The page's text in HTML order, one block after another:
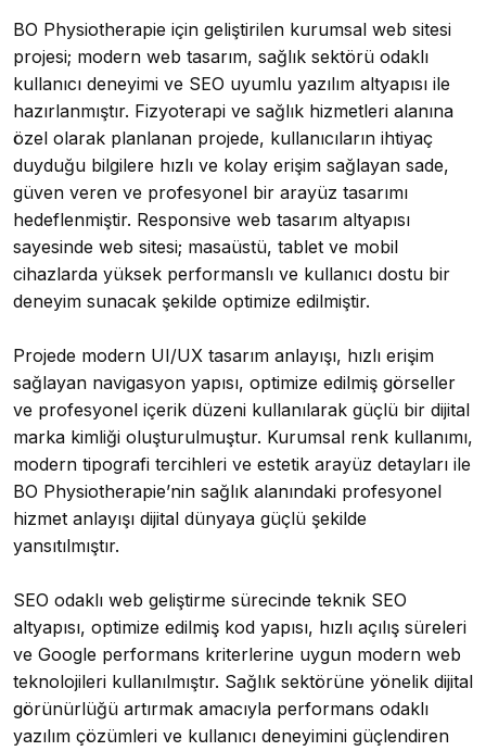
BO Physiotherapie için geliştirilen kurumsal web sitesi
projesi; modern web tasarım, sağlık sektörü odaklı
kullanıcı deneyimi ve SEO uyumlu yazılım altyapısı ile
hazırlanmıştır. Fizyoterapi ve sağlık hizmetleri alanına
özel olarak planlanan projede, kullanıcıların ihtiyaç
duyduğu bilgilere hızlı ve kolay erişim sağlayan sade,
güven veren ve profesyonel bir arayüz tasarımı
hedeflenmiştir. Responsive web tasarım altyapısı
sayesinde web sitesi; masaüstü, tablet ve mobil
cihazlarda yüksek performanslı ve kullanıcı dostu bir
deneyim sunacak şekilde optimize edilmiştir.
Projede modern UI/UX tasarım anlayışı, hızlı erişim
sağlayan navigasyon yapısı, optimize edilmiş görseller
ve profesyonel içerik düzeni kullanılarak güçlü bir dijital
marka kimliği oluşturulmuştur. Kurumsal renk kullanımı,
modern tipografi tercihleri ve estetik arayüz detayları ile
BO Physiotherapie’nin sağlık alanındaki profesyonel
hizmet anlayışı dijital dünyaya güçlü şekilde
yansıtılmıştır.
SEO odaklı web geliştirme sürecinde teknik SEO
altyapısı, optimize edilmiş kod yapısı, hızlı açılış süreleri
ve Google performans kriterlerine uygun modern web
teknolojileri kullanılmıştır. Sağlık sektörüne yönelik dijital
görünürlüğü artırmak amacıyla performans odaklı
yazılım çözümleri ve kullanıcı deneyimini güçlendiren